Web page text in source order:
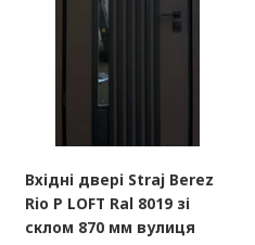
Вхідні двері Straj Berez
Rio P LOFT Ral 8019 зі
склом 870 мм вулиця